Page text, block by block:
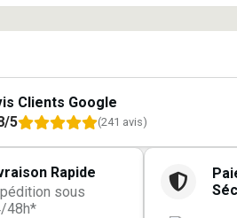
Clients Google
5
(241 avis)
Rapide
sous
48h*